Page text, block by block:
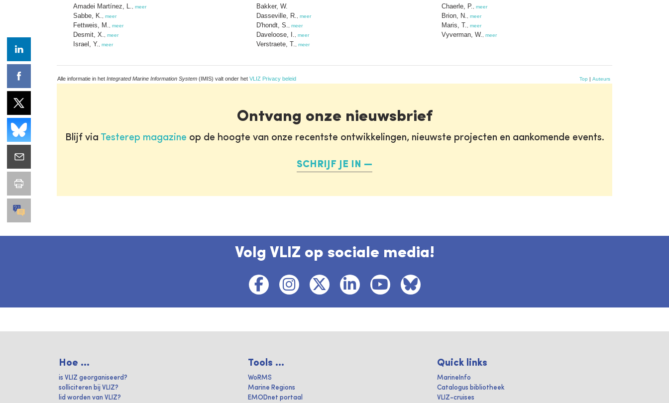
Amadei Martínez, L. meer
Sabbe, K. meer
Fettweis, M. meer
Desmit, X. meer
Israel, Y. meer
Bakker, W.
Dasseville, R.
meer
D'hondt, S. meer
Daveloose, I. meer
Verstraete, T. meer
Chaerle, P. meer
Brion, N. meer
Maris, T. meer
Vyverman, W. meer
Alle informatie in het Integrated Marine Information System (IMIS) valt onder het VLIZ Privacy beleid Top | Auteurs
Ontvang onze nieuwsbrief
Blijf via Testerep magazine op de hoogte van onze recentste ontwikkelingen, nieuwste projecten en aankomende events.
SCHRIJF JE IN
Volg VLIZ op sociale media!
Hoe ...
is VLIZ georganiseerd?
solliciteren bij VLIZ?
lid worden van VLIZ?
Tools ...
WoRMS
Marine Regions
EMODnet portaal
Quick links
MarineInfo
Catalogus bibliotheek
VLIZ-cruises